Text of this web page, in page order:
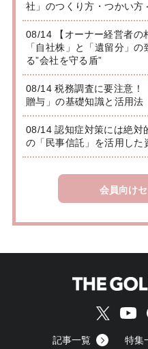
社」のつくり方・つかい方
08/14 【オーナー経営者の
「自社株」と「遺留分」
る”会社を守る盾”
08/14 税務調査に要注意！
贈与」の基礎知識と活用法
08/14 認知症対策には絶対
の「民事信託」を活用した
会員向け
記事一覧 特集